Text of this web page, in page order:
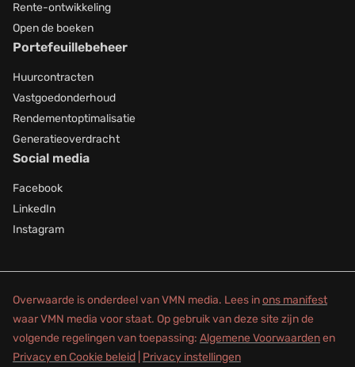
Rente-ontwikkeling
Open de boeken
Portefeuillebeheer
Huurcontracten
Vastgoedonderhoud
Rendementoptimalisatie
Generatieoverdracht
Social media
Facebook
LinkedIn
Instagram
Overwaarde is onderdeel van VMN media. Lees inons manifest
waar VMN media voor staat. Op gebruik van deze site zijn de
volgende regelingen van toepassing: Algemene Voorwaardenen
Privacy en Cookie beleid Privacy instellingen